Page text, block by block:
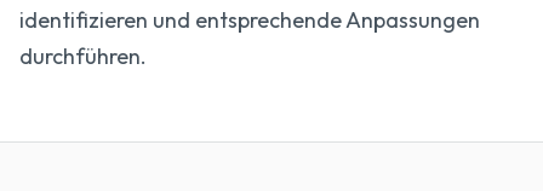
identifizieren und entsprechende Anpassungen
durchführen.